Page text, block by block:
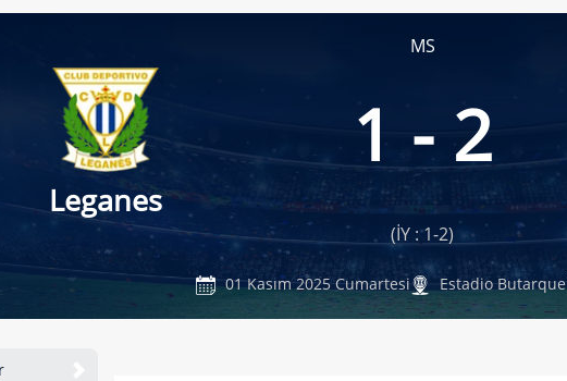
MS
Leganes
1 - 2
(İY : 1-2)
01 Kasım 2025 Cumartesi Estadio Butarque